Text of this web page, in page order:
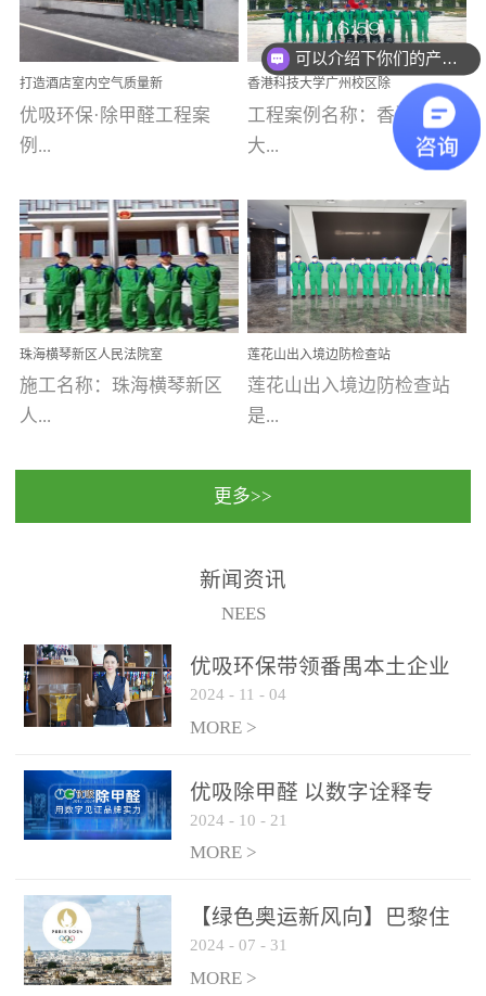
程序；生产车间为优吸总
部和全国分支机构生产光
触媒、净醛王、祛味剂等
优吸系列产品，保质保量
完成生产任务，确保全国
求。资质优势团队优势分
支优势优吸环保是一棵正
茁壮成长的树，只要我们
人人都爱护她、珍惜她、
她将越来越枝繁叶茂，终
将会成为一棵参天大树！
优吸环保截止2020年拥有
全国600家网点分支机构。
乐寓 深圳市安居乐寓
为深圳安居集团旗下城...
址：广州市南沙区海滨路
南沙珠江湾江门市蓬江区
禾...
打造酒店室内空气质量新
标杆——优吸环保·标杆之
作：东莞美豪雅致酒店室
内空气治理工程纪实
优吸环保·除甲醛工程案
例...
【东莞美豪雅致酒店】室
内空气治理项目东莞美豪
雅致酒店 东莞美豪雅
致酒店是为中高端人士...
香港科技大学广州校区除
甲醛项目圆满完成
工程案例名称：香港科技
大...
学广州校区室内空气治
理 工程案例地址：广
州南沙区·香港科技大学(广
州)校区 工程案...
珠海横琴新区人民法院室
内除甲醛空气治理项目
施工名称：珠海横琴新区
人...
民法院室内除甲醛空气治
保施工日期：2020年1月珠
莲花山出入境边防检查站
室内除甲醛空气治理项目
莲花山出入境边防检查站
是...
国家通过设在对外开放口
（及各出入境边防检查
更多>>
新闻资讯
NEES
优吸环保带领番禺本​土企业
勇敢破局向“新”
2024 - 11 - 04
MORE >
优吸除甲醛 以数字诠释专
业，尽显除醛品牌实力！
2024 - 10 - 21
MORE >
【绿色奥运新风向】巴黎住
宿风波：优吸环保共建健康
绿色家居
2024 - 07 - 31
MORE >
可以介绍下你们的产品么